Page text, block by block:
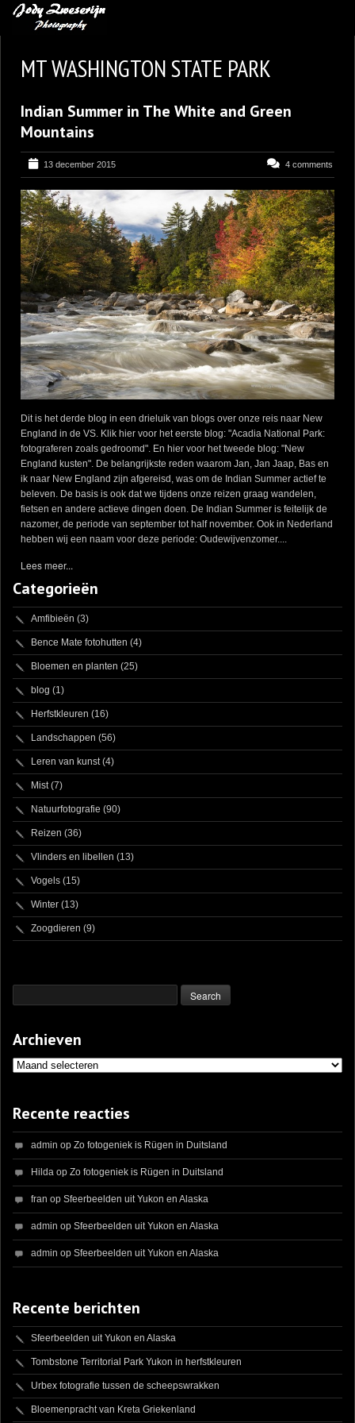
BLOG
LEREN VAN KUNST
BENCE MATE FOTOHUTTEN
OVER MIJ
CONTACT
MT WASHINGTON STATE PARK
Indian Summer in The White and Green
Mountains
13 december 2015 4 comments
Dit is het derde blog in een drieluik van blogs over onze reis naar New
England in de VS. Klik hier voor het eerste blog: "Acadia National Park:
fotograferen zoals gedroomd". En hier voor het tweede blog: "New
England kusten". De belangrijkste reden waarom Jan, Jan Jaap, Bas en
ik naar New England zijn afgereisd, was om de Indian Summer actief te
beleven. De basis is ook dat we tijdens onze reizen graag wandelen,
fietsen en andere actieve dingen doen. De Indian Summer is feitelijk de
nazomer, de periode van september tot half november. Ook in Nederland
hebben wij een naam voor deze periode: Oudewijvenzomer....
Lees meer...
Categorieën
Amfibieën (3)
Bence Mate fotohutten (4)
Bloemen en planten (25)
blog (1)
Herfstkleuren (16)
Landschappen (56)
Leren van kunst(4)
Mist(7)
Natuurfotografie (90)
Reizen (36)
Vlinders en libellen (13)
Vogels (15)
Winter (13)
Zoogdieren (9)
Archieven
Archieven
Recente reacties
admin op Zo fotogeniek is Rügen in Duitsland
Hilda op Zo fotogeniek is Rügen in Duitsland
fran op Sfeerbeelden uit Yukon en Alaska
admin op Sfeerbeelden uit Yukon en Alaska
admin op Sfeerbeelden uit Yukon en Alaska
Recente berichten
Sfeerbeelden uit Yukon en Alaska
Tombstone Territorial Park Yukon in herfstkleuren
Urbex fotografie tussen de scheepswrakken
Bloemenpracht van Kreta Griekenland